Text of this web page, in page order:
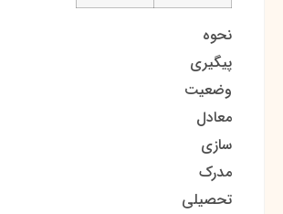
نحوه
پیگیری
وضعیت
معادل
سازی
مدرک
تحصیلی